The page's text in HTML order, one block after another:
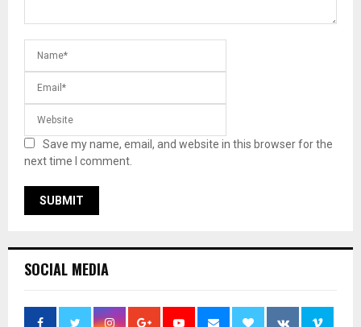
Save my name, email, and website in this browser for the
next time I comment.
SOCIAL MEDIA